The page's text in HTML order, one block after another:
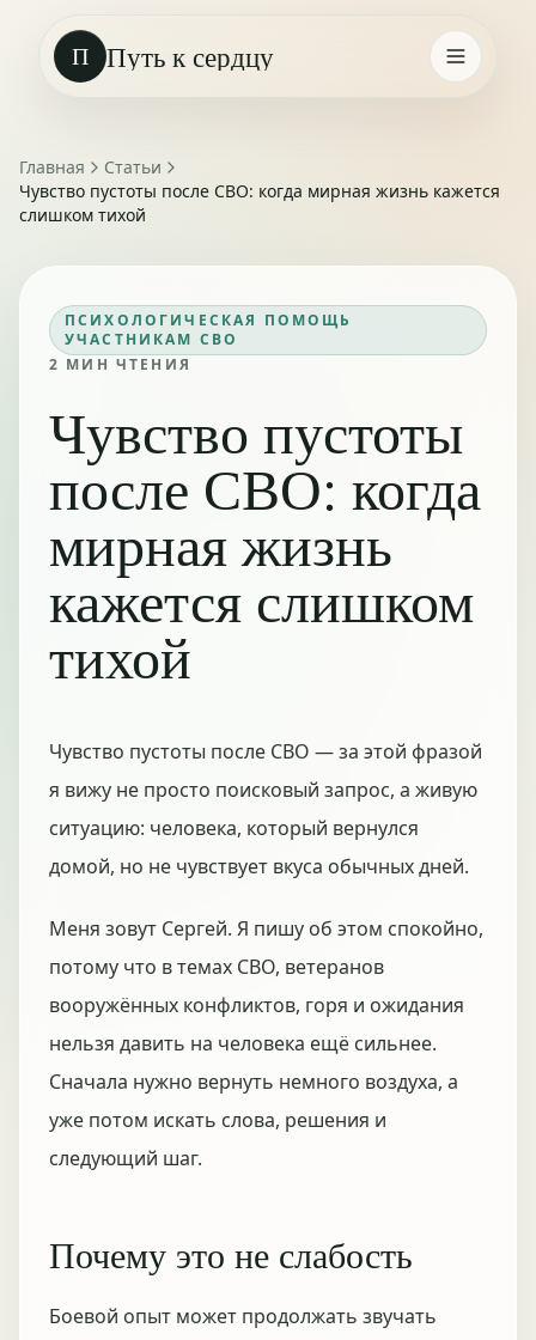
П Путь к сердцу
Главная
Статьи
Чувство пустоты после СВО: когда мирная жизнь кажется
слишком тихой
ПСИХОЛОГИЧЕСКАЯ ПОМОЩЬ
УЧАСТНИКАМ СВО
2 МИН ЧТЕНИЯ
Чувство пустоты
после СВО: когда
мирная жизнь
кажется слишком
тихой
Чувство пустоты после СВО — за этой фразой
я вижу не просто поисковый запрос, а живую
ситуацию: человека, который вернулся
домой, но не чувствует вкуса обычных дней.
Меня зовут Сергей. Я пишу об этом спокойно,
потому что в темах СВО, ветеранов
вооружённых конфликтов, горя и ожидания
нельзя давить на человека ещё сильнее.
Сначала нужно вернуть немного воздуха, а
уже потом искать слова, решения и
следующий шаг.
Почему это не слабость
Боевой опыт может продолжать звучать